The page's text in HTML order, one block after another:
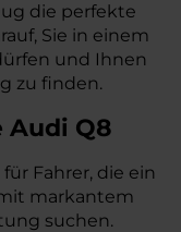
die perfekte
Sie in einem
und Ihnen
zu finden.
Audi Q8
Fahrer, die ein
markantem
suchen.